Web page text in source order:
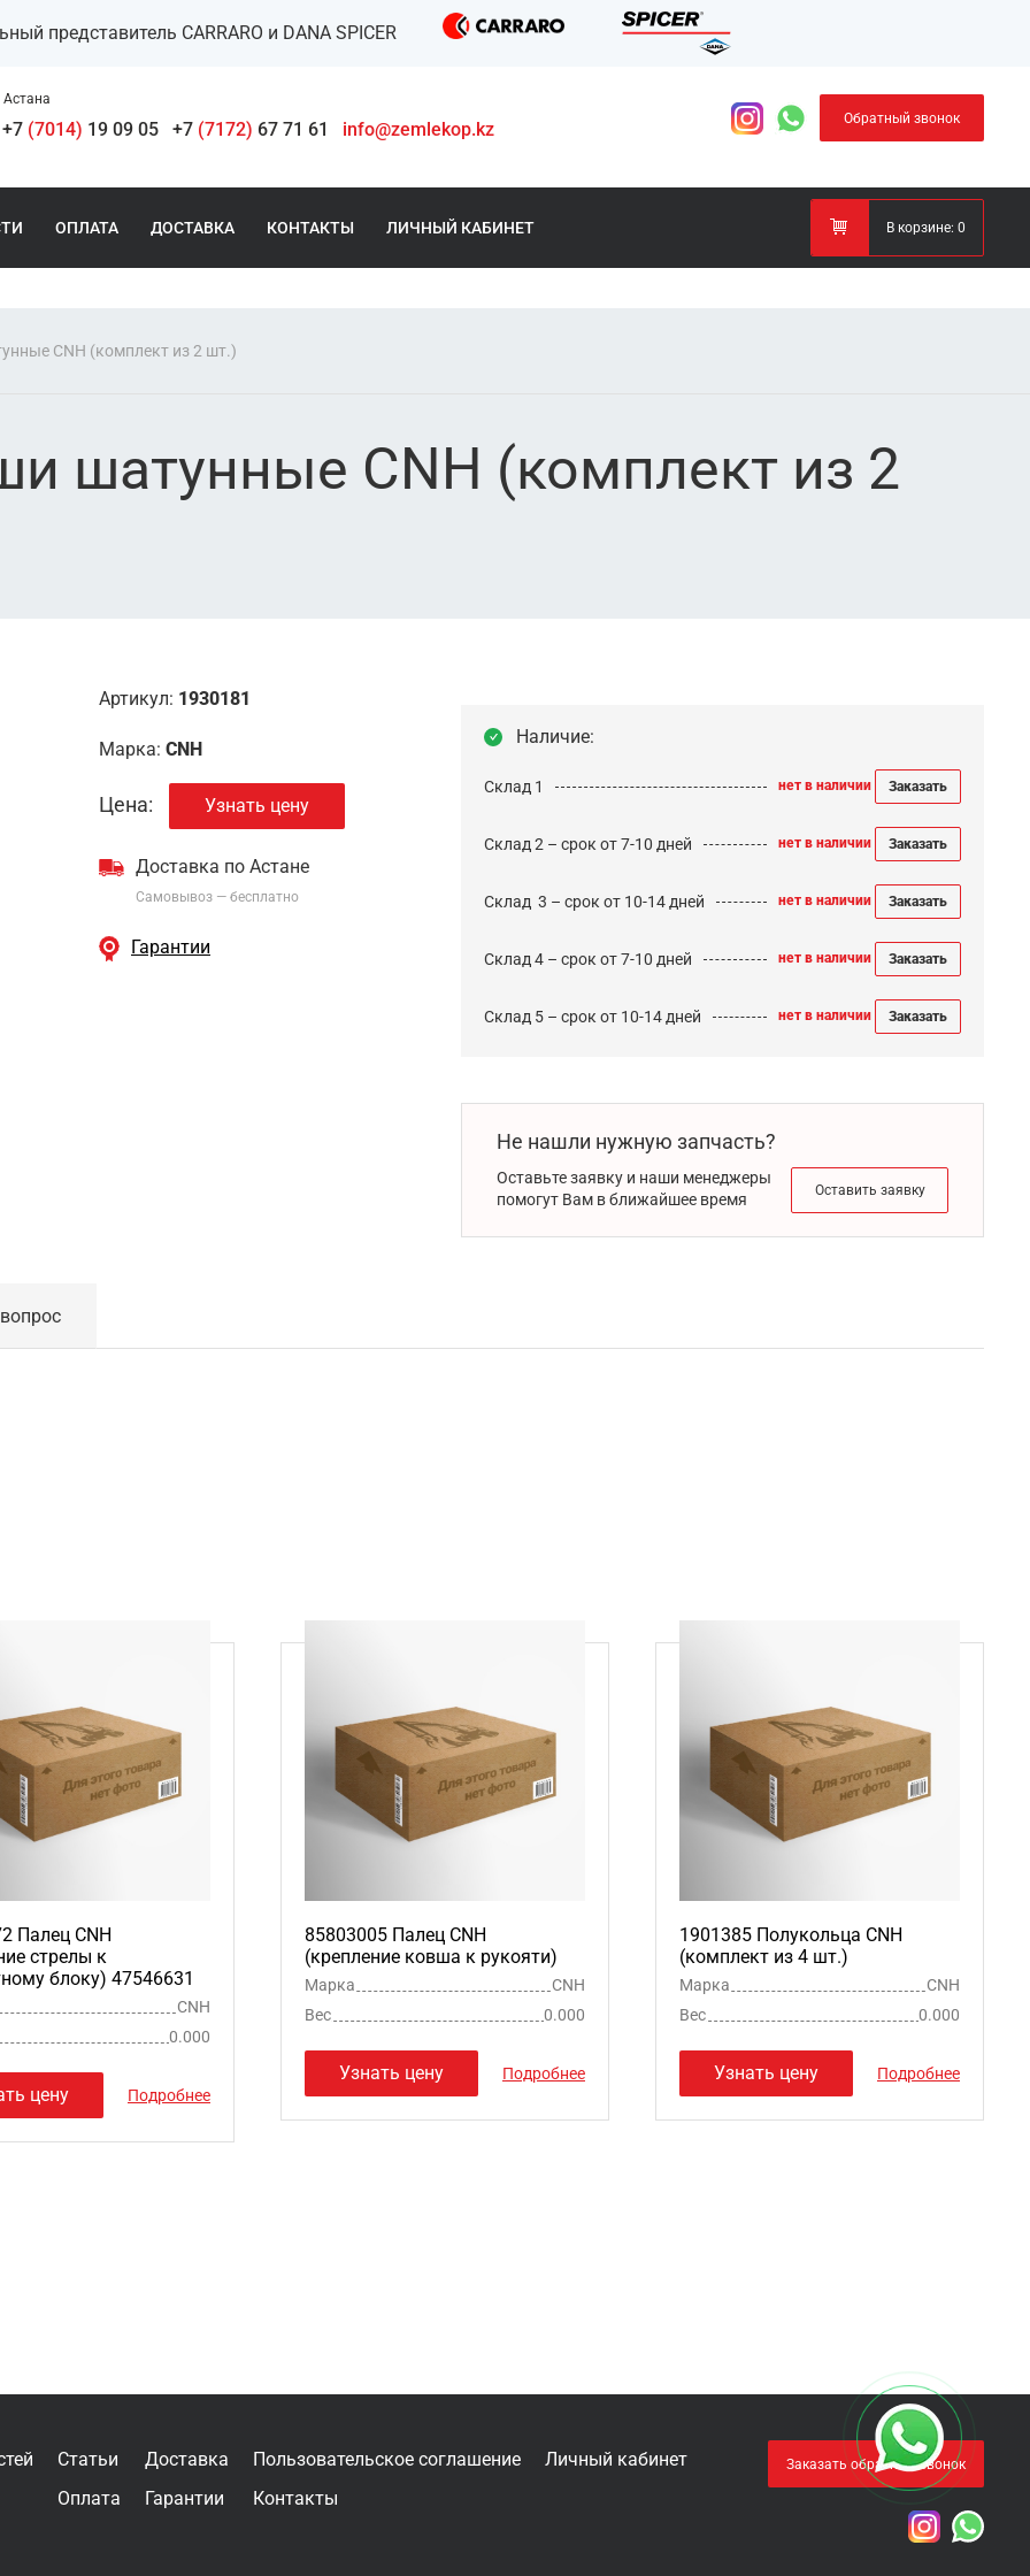
представитель CARRARO и DANA SPICER
Астана
+7 (7014) 19 09 05 +7 (7172) 67 71 61 info@zemlekop.kz Обратный звонок
ОПЛАТА ДОСТАВКА КОНТАКТЫ ЛИЧНЫЙ КАБИНЕТ В корзине: 0
CNH (комплект из 2 шт.)
шатунные CNH (комплект из 2
Артикул: 1930181
Марка: CNH
Цена: Узнать цену
Доставка по Астане
Самовывоз — бесплатно
Гарантии
Наличие:
Склад 1 нет в наличии Заказать
Склад 2 – срок от 7-10 дней нет в наличии Заказать
Cклад 3 – срок от 10-14 дней нет в наличии Заказать
Склад 4 – срок от 7-10 дней нет в наличии Заказать
Склад 5 – срок от 10-14 дней нет в наличии Заказать
Не нашли нужную запчасть?
Оставьте заявку и наши менеджеры
помогут Вам в ближайшее время
Оставить заявку
Палец CNH
стрелы к
блоку) 47546631
CNH
0.000
цену Подробнее
85803005 Палец CNH
(крепление ковша к рукояти)
Марка
CNH
Вес
0.000
Узнать цену Подробнее
1901385 Полукольца CNH
(комплект из 4 шт.)
Марка
CNH
Вес
0.000
Узнать цену Подробнее
Статьи
Оплата
Доставка
Гарантии
Пользовательское соглашение
Контакты
Личный кабинет Заказать обратный звонок